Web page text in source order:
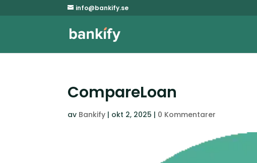
info@bankify.se
CompareLoan
av Bankify | okt 2, 2025 | 0 Kommentarer